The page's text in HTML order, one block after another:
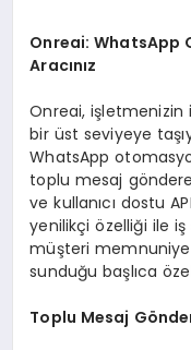
Onreai: WhatsApp
Aracınız
Onreai,
bir üst seviyeye
WhatsApp
toplu mesaj
ve kullanıcı dostu
yenilikçi özelliği ile iş
müşteri
sunduğu başlıca
Toplu Mesaj